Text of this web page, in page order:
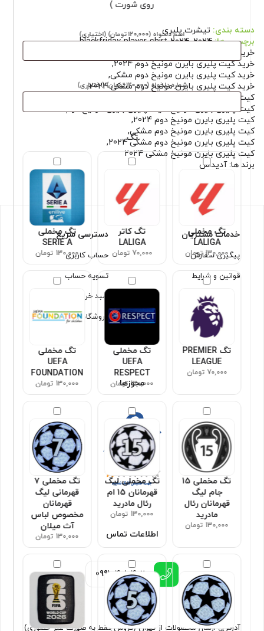
روی شورت )
اسم دلخواه (۱۲۰٬۰۰۰ تومان) (اختیاری)
شماره دلخواه (۱۲۰٬۰۰۰ تومان) (اختیاری)
تگ
تگ مخملی
LALIGA
130,000 تومان
تگ کاتر
LALIGA
70,000 تومان
تگ مخملی
SERIE A
130,000 تومان
تگ PREMIER
LEAGUE
70,000 تومان
تگ مخملی
UEFA
RESPECT
130,000 تومان
تگ مخملی
UEFA
FOUNDATION
130,000 تومان
تگ مخملی 15
جام لیگ
قهرمانان رئال
مادرید
130,000 تومان
تگ مخملی لیگ
قهرمانان 15 ام
رئال مادرید
130,000 تومان
تگ مخملی ۷
قهرمانی لیگ
قهرمانان
مخصوص لباس
آث میلان
130,000 تومان
دسته بندی: تیشرت پلیری
برچسب ها:2024
,
blackfriday-player-shirt-2024
,
خرید کیت پلیری بایرن مونیخ 2024
خرید کیت پلیری بایرن مونیخ دوم 2024
,
خرید کیت پلیری بایرن مونیخ دوم مشکی,
خرید کیت پلیری بایرن مونیخ دوم مشکی 2024
,
کیت بایرن مونیخ دوم 2024
کیت پلیری بایرن مونیخ,کیت پلیری بایرن مونیخ دوم,
کیت پلیری بایرن مونیخ دوم 2024
,
کیت پلیری بایرن مونیخ دوم مشکی,
کیت پلیری بایرن مونیخ دوم مشکی 2024
,
کیت پلیری بایرن مونیخ مشکی 2024
برند ها:آدیداس
خدمات مشتریان
پیگیری سفارش
قوانین و شرایط
دسترسی سریع
حساب کاربری
تسویه حساب
سبد خرید
فروشگاه
مجوزها
اطلاعات تماس
0991 4010402
آدرس : ارسال محصولات از تهران (فروش فقط به صورت غیر حضوری)